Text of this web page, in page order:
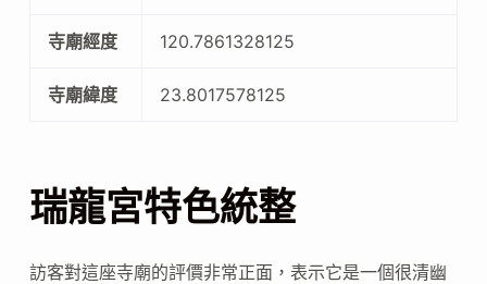
寺廟經度 120.7861328125
寺廟緯度 23.8017578125
瑞龍宮特色統整
訪客對這座寺廟的評價非常正面，表示它是一個很清幽